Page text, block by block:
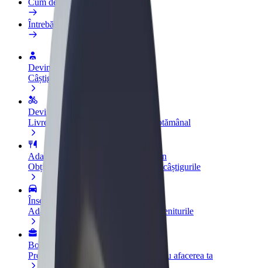
Cum devii membru
Întrebări frecvente
Devino șofer partener
Câștigă bani după propriile reguli
Devino curier partener Bolt
Livrează mâncare și câștigă bani săptămânal
Adaugă un restaurant sau un magazin
Obține mai mulți clienți și mărește-ți câștigurile
Înscrie-te ca proprietar de flotă
Adaugă-ți flota la Bolt și mărește-ți veniturile
Bolt for Business
Produse și servicii Bolt adaptate pentru afacerea ta